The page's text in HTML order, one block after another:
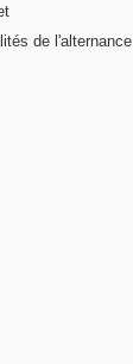
de l'alternance